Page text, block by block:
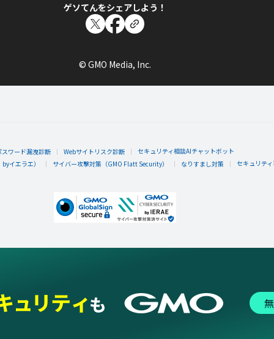
キズナLV50以上のともだちを10人作るともらえるエネルギーバッジ
太史公
ゲソてんをシェアしよう！
© GMO Media, Inc.
スワード漏洩診断 Webサイトリスク診断
セキュリティ相談AIチャットボット
イエラエ） サイバー攻撃対策（GMO Flatt Security） なりすまし対策 セキュリテ